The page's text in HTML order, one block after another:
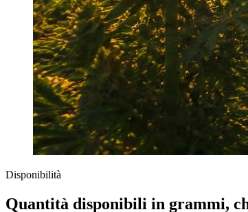
Disponibilità
Quantità disponibili in grammi,